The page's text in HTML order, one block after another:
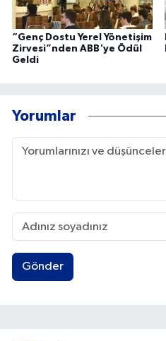
“Genç Dostu Yerel Yönetişim
Zirvesi”nden ABB'ye Ödül
Geldi
Yorumlar
Gönder